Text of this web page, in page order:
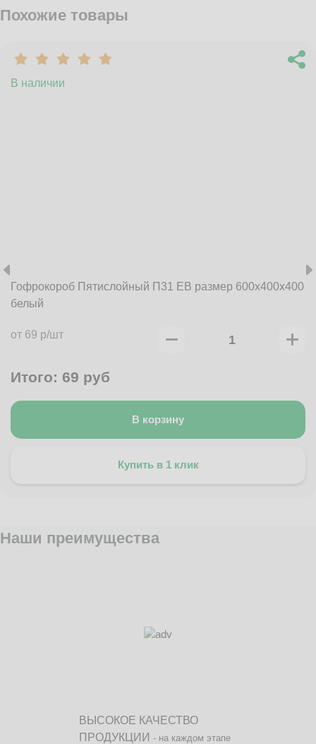
Похожие товары
В наличии
Гофрокороб Пятислойный П31 EB размер 600x400x400
белый
от 69 р/шт
Итого: 69 руб
В корзину
Купить в 1 клик
Наши преимущества
ВЫСОКОЕ КАЧЕСТВО
ПРОДУКЦИИ - на каждом этапе